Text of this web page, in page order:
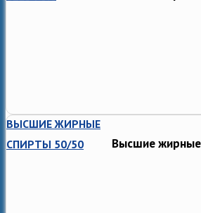
ВЫСШИЕ ЖИРНЫЕ
СПИРТЫ 50/50
Высшие